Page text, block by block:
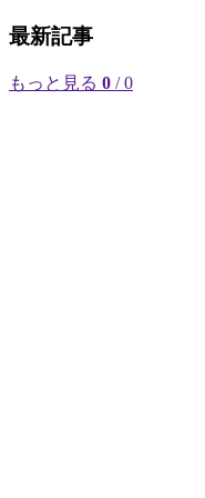
最新記事
もっと見る 0 / 0